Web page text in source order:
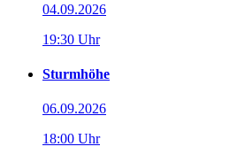
04.09.2026
19:30 Uhr
Sturmhöhe
06.09.2026
18:00 Uhr